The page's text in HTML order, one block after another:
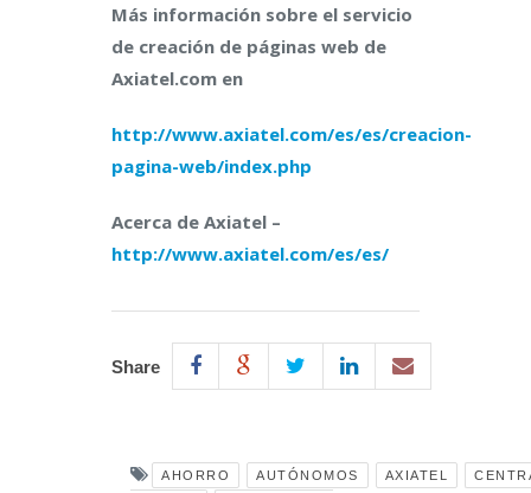
Más información sobre el servicio
de creación de páginas web de
Axiatel.com en
http://www.axiatel.com/es/es/creacion-
pagina-web/index.php
Acerca de Axiatel –
http://www.axiatel.com/es/es/
Share
AHORRO AUTÓNOMOS AXIATEL